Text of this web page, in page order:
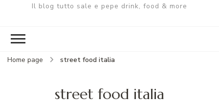
Il blog tutto sale e pepe drink, food & more
Home page street food italia
street food italia